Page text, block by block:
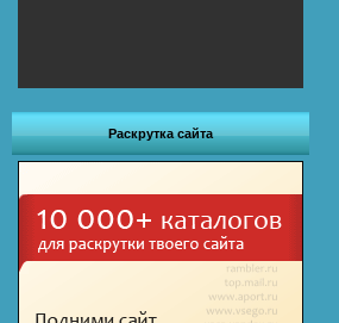
Раскрутка сайта